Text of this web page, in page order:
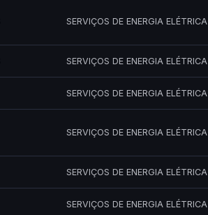
SERVIÇOS DE ENERGIA ELÉTRICA
SERVIÇOS DE ENERGIA ELÉTRICA
SERVIÇOS DE ENERGIA ELÉTRICA
SERVIÇOS DE ENERGIA ELÉTRICA
SERVIÇOS DE ENERGIA ELÉTRICA
SERVIÇOS DE ENERGIA ELÉTRICA